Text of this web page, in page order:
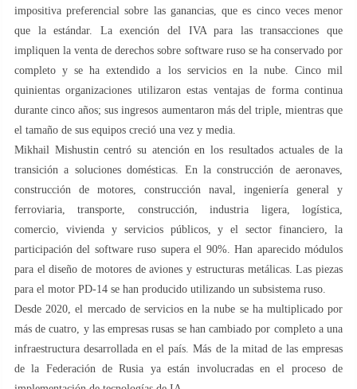
impositiva preferencial sobre las ganancias, que es cinco veces menor
que la estándar. La exención del IVA para las transacciones que
impliquen la venta de derechos sobre software ruso se ha conservado por
completo y se ha extendido a los servicios en la nube. Cinco mil
quinientas organizaciones utilizaron estas ventajas de forma continua
durante cinco años; sus ingresos aumentaron más del triple, mientras que
el tamaño de sus equipos creció una vez y media.
Mikhail Mishustin centró su atención en los resultados actuales de la
transición a soluciones domésticas. En la construcción de aeronaves,
construcción de motores, construcción naval, ingeniería general y
ferroviaria, transporte, construcción, industria ligera, logística,
comercio, vivienda y servicios públicos, y el sector financiero, la
participación del software ruso supera el 90%. Han aparecido módulos
para el diseño de motores de aviones y estructuras metálicas. Las piezas
para el motor PD-14 se han producido utilizando un subsistema ruso.
Desde 2020, el mercado de servicios en la nube se ha multiplicado por
más de cuatro, y las empresas rusas se han cambiado por completo a una
infraestructura desarrollada en el país. Más de la mitad de las empresas
de la Federación de Rusia ya están involucradas en el proceso de